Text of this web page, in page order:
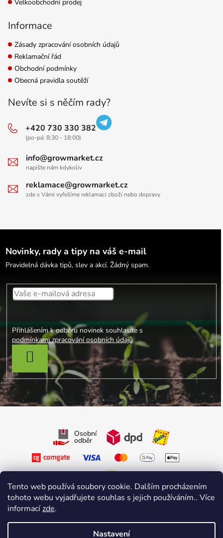
Tento web používá soubory cookie. Dalším procházením
tohoto webu vyjadřujete souhlas s jejich používáním.. Více
informacízde.
Nastavení
Velkoobchodní prodej
Informace
Zásady zpracování osobních údajů
Reklamační řád
Obchodní podmínky
Obecná pravidla soutěží
Nevíte si s něčím rady?
+420 730 330 382
(po-pá: 8:30 - 18:00)
info@growmarket.cz
napište nám kdykoliv
reklamace@growmarket.cz
zde s Vámi vyřešíme reklamaci zboží nebo dopravy
Novinky, rady a tipy na váš e-mail
Pravidelná dávka tipů, slev a akcí. Žádný spam.
Přihlášením k odběru novinek souhlasíte s
podmínkami zpracování osobních údajů
PŘIHLÁSIT SE
Osobní
odběr